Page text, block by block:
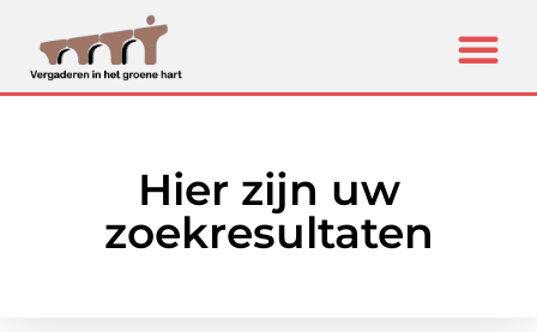
Hier zijn uw
zoekresultaten